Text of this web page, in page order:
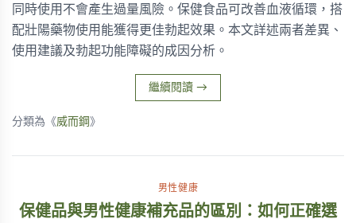
同時使用不會產生過量風險。保健食品可改善血液循環，搭
配壯陽藥物使用能獲得更佳勃起效果。本文詳述兩者差異、
使用建議及勃起功能障礙的成因分析。
繼續閱讀 →
分類為《威而鋼 》
男性健康
保健品與男性健康補充品的區別：如何正確選